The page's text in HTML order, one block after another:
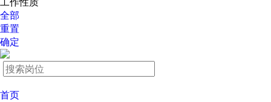
全部
重置
确定
首页